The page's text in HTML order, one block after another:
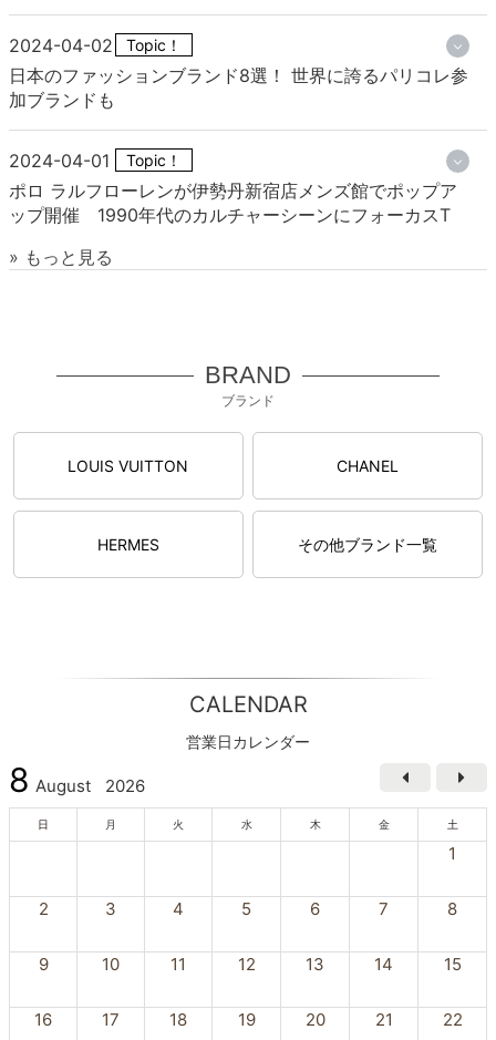
2024-04-02 Topic！
日本のファッションブランド8選！ 世界に誇るパリコレ参
加ブランドも
2024-04-01 Topic！
ポロ ラルフローレンが伊勢丹新宿店メンズ館でポップア
ップ開催 1990年代のカルチャーシーンにフォーカスT
» もっと見る
BRAND
ブランド
LOUIS VUITTON CHANEL
HERMES その他ブランド一覧
CALENDAR
営業日カレンダー
8 August 2026
日 月 火 水 木 金 土
1
2 3 4 5 6 7 8
9 10 11 12 13 14 15
16 17 18 19 20 21 22